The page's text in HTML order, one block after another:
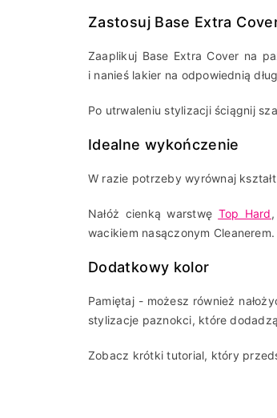
Zastosuj Base Extra
Zaaplikuj Base Extra Cover na
i nanieś lakier na odpowiednią
Po utrwaleniu stylizacji ściągnij
Idealne wykończenie
W razie potrzeby wyrównaj kształt
Nałóż cienką warstwę Top Hard
wacikiem nasączonym Cleanerem.
Dodatkowy kolor
Pamiętaj - możesz również
stylizacje paznokci, które
Zobacz krótki tutorial, który